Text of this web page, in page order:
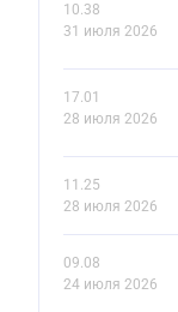
10.38
31 июля 2026
17.01
28 июля 2026
11.25
28 июля 2026
09.08
24 июля 2026